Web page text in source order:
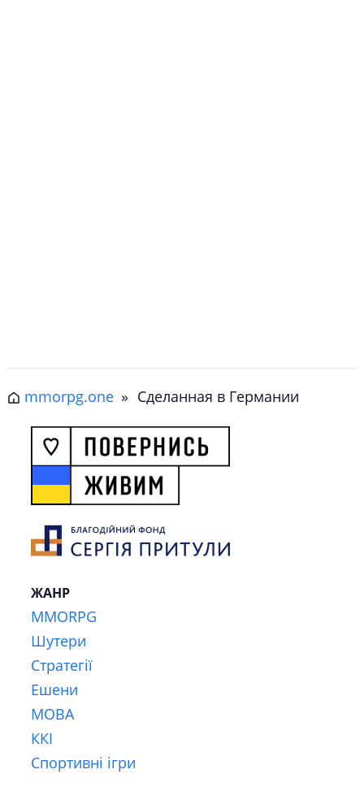
mmorpg.one » Сделанная в Германии
ЖАНР
MMORPG
Шутери
Стратегії
Ешени
MOBA
ККІ
Спортивні ігри